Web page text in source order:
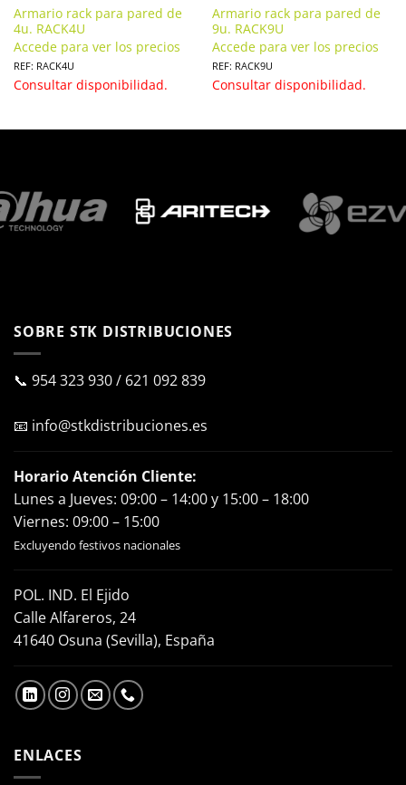
Armario rack para pared de
4u. RACK4U
Accede para ver los precios
REF: RACK4U
Consultar disponibilidad.
Armario rack para pared de
9u. RACK9U
Accede para ver los precios
REF: RACK9U
Consultar disponibilidad.
SOBRE STK DISTRIBUCIONES
📞 954 323 930/ 621 092 839
📧 info@stkdistribuciones.es
Horario Atención Cliente:
Lunes a Jueves: 09:00 – 14:00 y 15:00 – 18:00
Viernes: 09:00 – 15:00
Excluyendo festivos nacionales
POL. IND. El Ejido
Calle Alfareros, 24
41640 Osuna (Sevilla), España
ENLACES